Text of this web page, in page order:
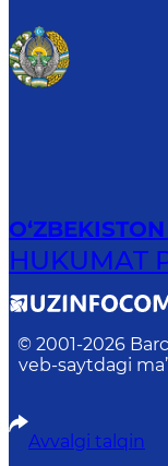
HUKUMAT
© 2001-2026
veb-saytdagi
Avvalgi talqin